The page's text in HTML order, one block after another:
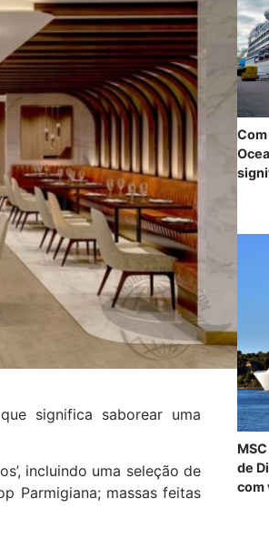
significa saborear uma
incluindo uma seleção de
Parmigiana; massas feitas
de
com